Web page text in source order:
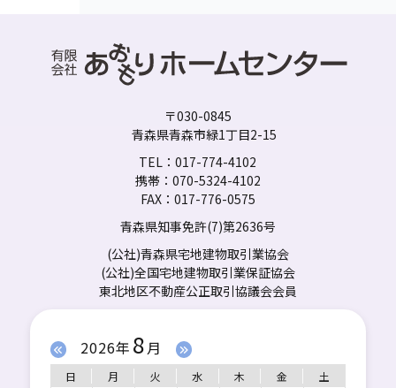
〒030-0845
青森県青森市緑1丁目2-15
TEL：017-774-4102
携帯：070-5324-4102
FAX：017-776-0575
青森県知事免許(7)第2636号
(公社)青森県宅地建物取引業協会
(公社)全国宅地建物取引業保証協会
東北地区不動産公正取引協議会会員
2026年 8月
日 月 火 水 木 金 土